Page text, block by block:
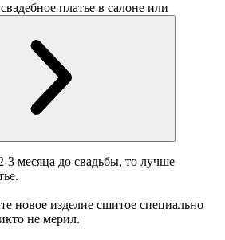
платье в салоне или
3 месяца до свадьбы, то лучше
новое изделие сшитое специально
не мерил.